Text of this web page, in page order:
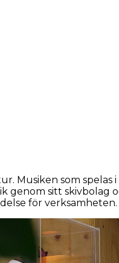
Musiken som
genom sitt skivbolag
för verksamheten.